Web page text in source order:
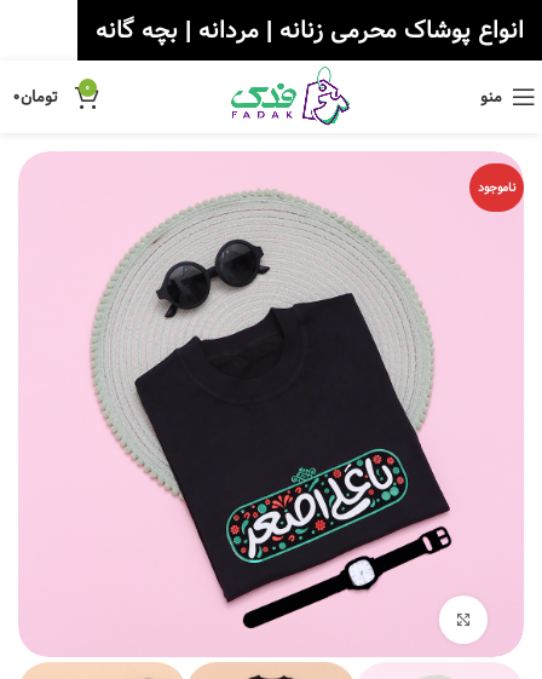
منو 0 تومان۰
ناموجود
انواع پوشاک محرمی زنانه | مردانه | بچه گانه